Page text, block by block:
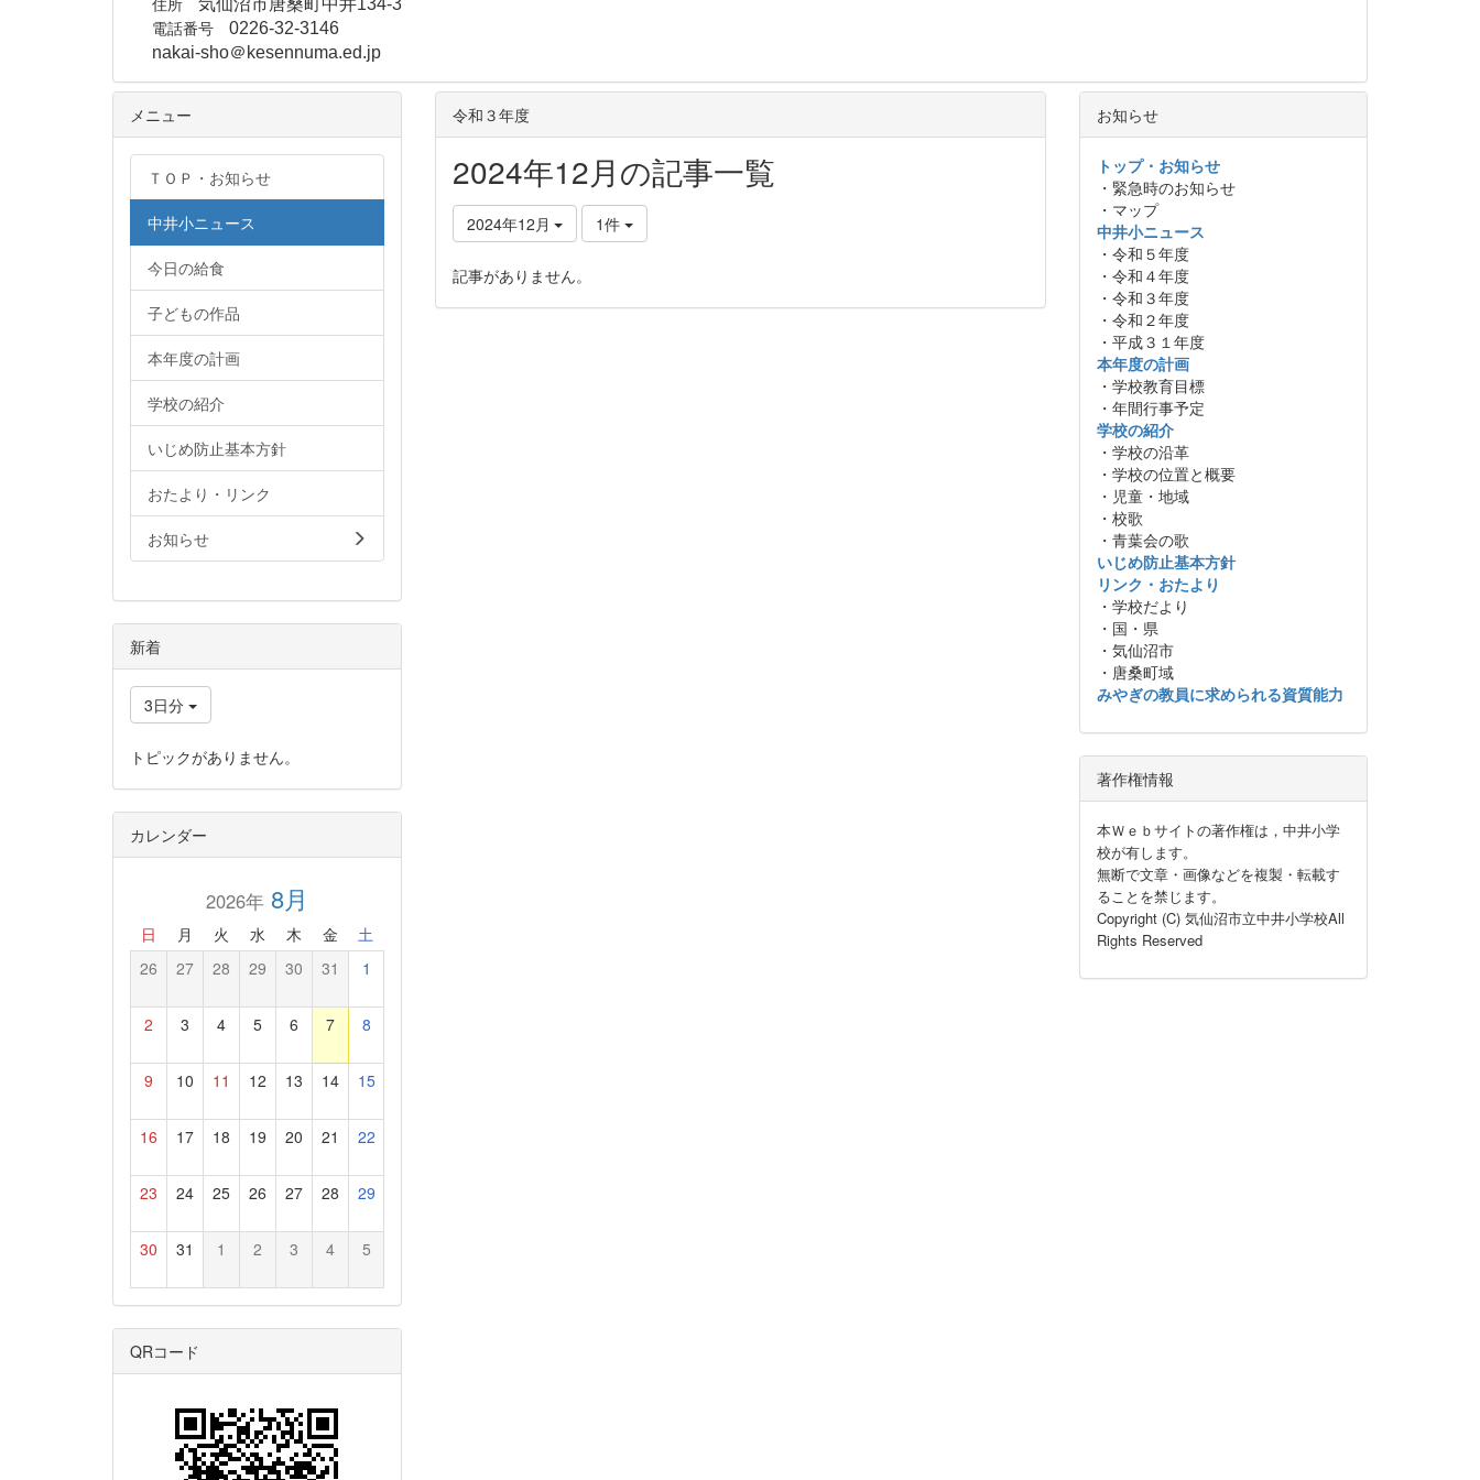
気仙沼市唐桑町中井134-3
電話番号 0226-32-3146
nakai-sho＠kesennuma.ed.jp
令和３年度
2024年12月の記事一覧
2024年12月 1件
記事がありません。
メニュー
ＴＯＰ・お知らせ
中井小ニュース
今日の給食
子どもの作品
本年度の計画
学校の紹介
いじめ防止基本方針
おたより・リンク
お知らせ
新着
3日分
トピックがありません。
カレンダー
2026年8月
日 月 火 水 木 金 土
26 27 28 29 30 31 1
2 3 4 5 6 7 8
9 10 11 12 13 14 15
16 17 18 19 20 21 22
23 24 25 26 27 28 29
30 31 1 2 3 4 5
QRコード
お知らせ
トップ・お知らせ
・緊急時のお知らせ
・マップ
中井小ニュース
・令和５年度
・令和４年度
・令和３年度
・令和２年度
・平成３１年度
本年度の計画
・学校教育目標
・年間行事予定
学校の紹介
・学校の沿革
・学校の位置と概要
・児童・地域
・校歌
・青葉会の歌
いじめ防止基本方針
リンク・おたより
・学校だより
・国・県
・気仙沼市
・唐桑町域
みやぎの教員に求められる資質能力
著作権情報
本Ｗｅｂサイトの著作権は，中井小学
校が有します。
無断で文章・画像などを複製・転載す
ることを禁じます。
Copyright (C) 気仙沼市立中井小学校All
Rights Reserved